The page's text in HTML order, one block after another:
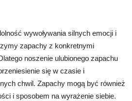
wywoływania silnych emocji i
zapachy z konkretnymi
noszenie ulubionego zapachu
się w czasie i
chwil. Zapachy mogą być również
i sposobem na wyrażenie siebie.